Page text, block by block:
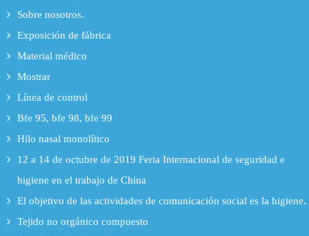
Sobre nosotros.
Exposición de fábrica
Material médico
Mostrar
Línea de control
Bfe 95, bfe 98, bfe 99
Hilo nasal monolítico
12 a 14 de octubre de 2019 Feria Internacional de seguridad e
higiene en el trabajo de China
El objetivo de las actividades de comunicación social es la higiene.
Tejido no orgánico compuesto